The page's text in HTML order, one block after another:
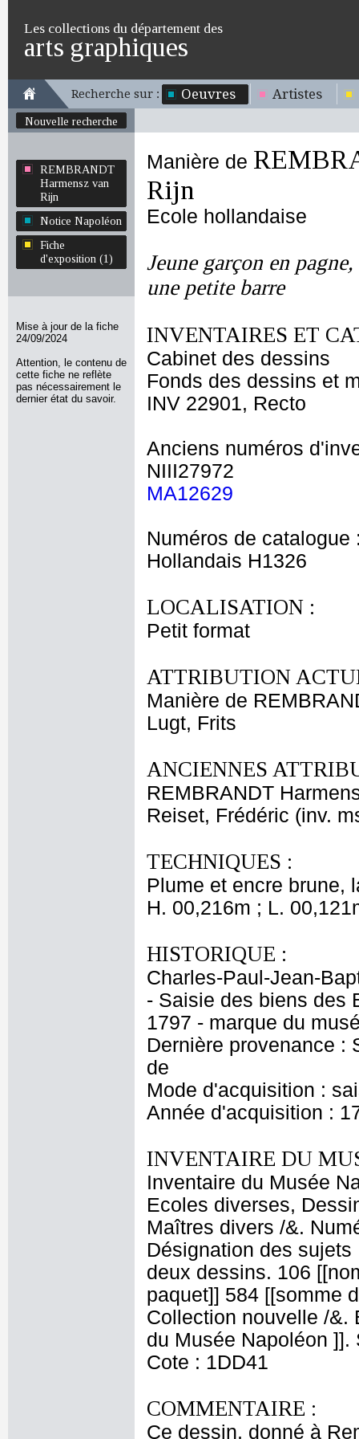
Les collections du département des
arts graphiques
Recherche sur : Oeuvres Artistes
Nouvelle recherche
REMBRANDT
Harmensz van
Rijn
Notice Napoléon
Fiche
d'exposition (1)
Mise à jour de la fiche
24/09/2024
Attention, le contenu de
cette fiche ne reflète
pas nécessairement le
dernier état du savoir.
Manière de
Rijn
Ecole hollandaise
Jeune garçon en
une petite barre
INVENTAIRES ET
Cabinet des dessins
Fonds des dessins et
INV 22901, Recto
Anciens numéros
NIII27972
MA12629
Numéros de catalogue
Hollandais H1326
LOCALISATION :
Petit format
ATTRIBUTION
Manière de
Lugt, Frits
ANCIENNES
REMBRANDT
Reiset, Frédéric (inv.
TECHNIQUES :
Plume et encre brune,
H. 00,216m ; L.
HISTORIQUE :
Charles-Paul-Jean-
- Saisie des biens des
1797 - marque du
Dernière provenance :
de
Mode d'acquisition :
Année d'acquisition :
INVENTAIRE DU
Inventaire du Musée
Ecoles diverses,
Maîtres divers /&.
Désignation des
deux dessins. 106
paquet]] 584 [[somme
Collection nouvelle /&.
du Musée Napoléon
Cote : 1DD41
COMMENTAIRE :
Ce dessin, donné à